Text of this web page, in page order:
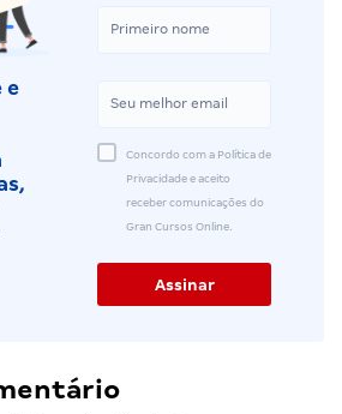
e
Concordo com a Política de
Privacidade e aceito
receber comunicações do
Gran Cursos Online.